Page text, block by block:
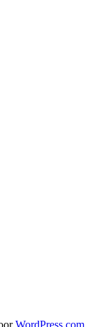
WordPress.com